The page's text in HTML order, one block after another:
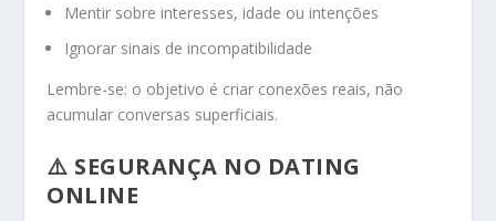
Mentir sobre interesses, idade ou intenções
Ignorar sinais de incompatibilidade
Lembre-se: o objetivo é criar conexões reais, não
acumular conversas superficiais.
⚠️ SEGURANÇA NO DATING
ONLINE